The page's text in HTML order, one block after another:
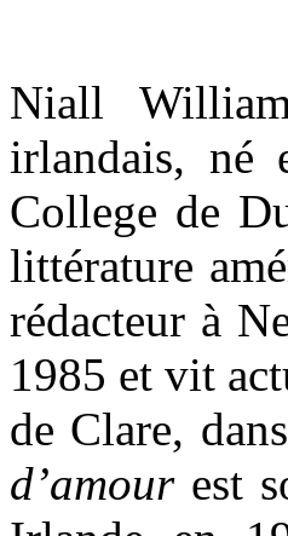
Niall
irlandais, né
College de
littérature
rédacteur à
1985 et vit
de Clare,
d’amourest